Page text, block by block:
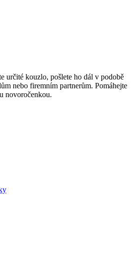
určité kouzlo, pošlete ho dál v podobě
nebo firemním partnerům. Pomáhejte
novoročenkou.